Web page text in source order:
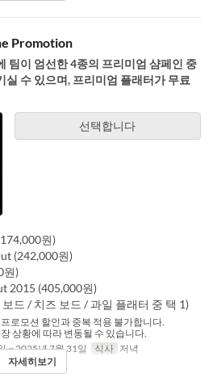
Promotion
팀이 엄선한 4종의 프리미엄 샴페인 중
실 수 있으며, 프리미엄 플래터가 무료
선택합니다
원)
(242,000원)
원)
2015 (405,000원)
드 / 치즈 보드 / 과일 플래터 중 택 1)
로모션 할인과 중복 적용 불가합니다.
상황에 따라 변동될 수 있습니다.
~ 2025년 7월 31일 식사 저녁
리 Charles H.
자세히보기